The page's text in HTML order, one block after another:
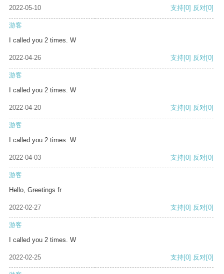
2022-05-10 支持[0] 反对[0]
游客
I called you 2 times. W
2022-04-26 支持[0] 反对[0]
游客
I called you 2 times. W
2022-04-20 支持[0] 反对[0]
游客
I called you 2 times. W
2022-04-03 支持[0] 反对[0]
游客
Hello, Greetings fr
2022-02-27 支持[0] 反对[0]
游客
I called you 2 times. W
2022-02-25 支持[0] 反对[0]